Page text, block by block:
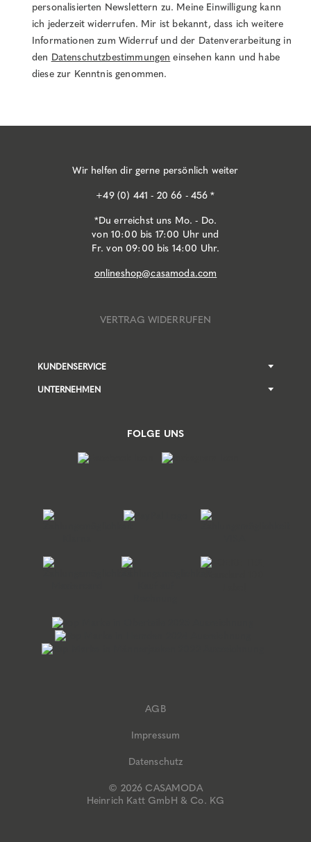
personalisierten Newslettern zu. Meine Einwilligung kann
ich jederzeit widerrufen. Mir ist bekannt, dass ich weitere
Informationen zum Widerruf und der Datenverarbeitung in
den Datenschutzbestimmungen einsehen kann und habe
diese zur Kenntnis genommen.
Wir helfen dir gerne persönlich weiter
+49 (0) 441 - 20 66 - 456 *
*Du erreichst uns Mo. - Do.
von 10:00 bis 17:00 Uhr und
Fr. von 09:00 bis 14:00 Uhr.
onlineshop@casamoda.com
VERTRAG WIDERRUFEN
KUNDENSERVICE
UNTERNEHMEN
FOLGE UNS
© 2026 CASAMODA
Heinrich Katt GmbH & Co. KG
AGB
Impressum
Datenschutz